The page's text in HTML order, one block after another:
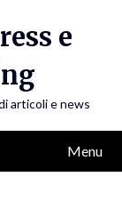
e
articoli e news
Menu